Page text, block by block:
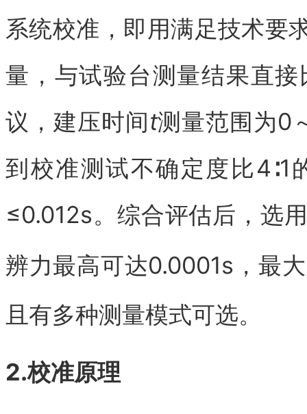
系统校准，即用满足技术要
量，与试验台测量结果直
议，建压时间t测量范围为0
到校准测试不确定度比
≤0.012s。综合评估后，选
辨力最高可达0.0001s，最
且有多种测量模式可选。
2.校准原理